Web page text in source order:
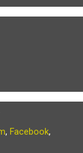
, Facebook,